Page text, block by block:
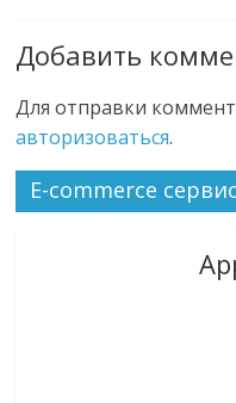
Добавить
Для отправки
авторизоваться.
E-commerce